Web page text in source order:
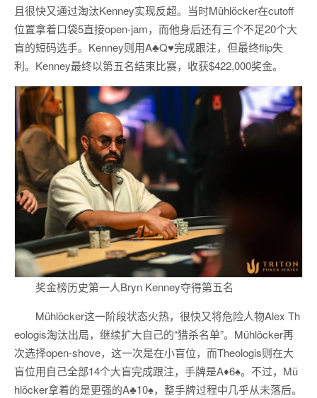
且很快又通过淘汰Kenney实现反超。当时Mühlöcker在cutoff
位置拿着口袋5直接open-jam，而他身后还有三个不足20个大
盲的短码选手。Kenney则用A♣Q♥完成跟注，但最终flip失
利。Kenney最终以第五名结束比赛，收获$422,000奖金。
奖金榜历史第一人Bryn Kenney夺得第五名
Mühlöcker这一阶段状态火热，很快又将危险人物Alex Th
eologis淘汰出局，继续扩大自己的“猎杀名单”。Mühlöcker再
次选择open-shove，这一次是在小盲位，而Theologis则在大
盲位用自己全部14个大盲完成跟注，手牌是A♦6♠。不过，Mü
hlöcker拿着的是更强的A♣10♠，整手牌过程中几乎从未落后。